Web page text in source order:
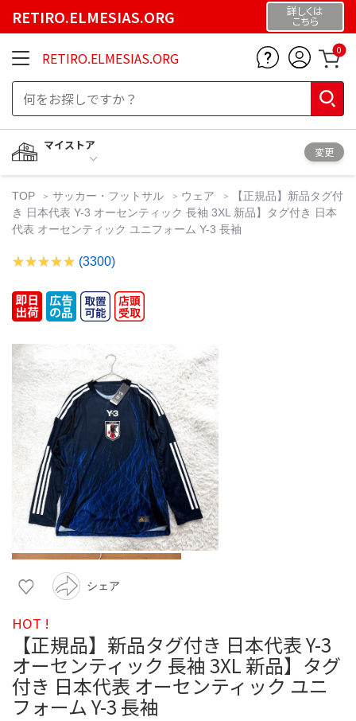
RETIRO.ELMESIAS.ORG 詳しくは
こちら
RETIRO.ELMESIAS.ORG 0
マイストア
変更
TOP サッカー・フットサル ウェア
【正規品】新品タグ付
き 日本代表 Y-3 オーセンティック 長袖 3XL 新品】タグ付き 日本
代表 オーセンティック ユニフォーム Y-3 長袖
(3300)
シェア
HOT !
【正規品】新品タグ付き 日本代表 Y-3
オーセンティック 長袖 3XL 新品】タグ
付き 日本代表 オーセンティック ユニ
フォーム Y-3 長袖